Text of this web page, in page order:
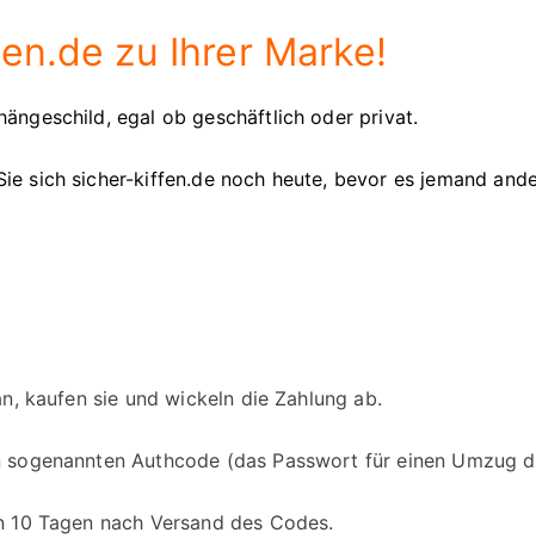
zu Ihrer Marke!
egal ob geschäftlich oder privat.
sich sicher-kiffen.de noch heute, bevor es jemand
kaufen sie und wickeln die Zahlung ab.
Authcode (das Passwort für einen Umzug
Tagen nach Versand des Codes.